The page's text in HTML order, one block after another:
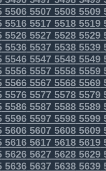
5506550755085509
5516551755185519
5526552755285529
5536553755385539
5546554755485549
5556555755585559
5566556755685569
5576557755785579
5586558755885589
5596559755985599
5606560756085609
5616561756185619
5626562756285629
5636563756385639